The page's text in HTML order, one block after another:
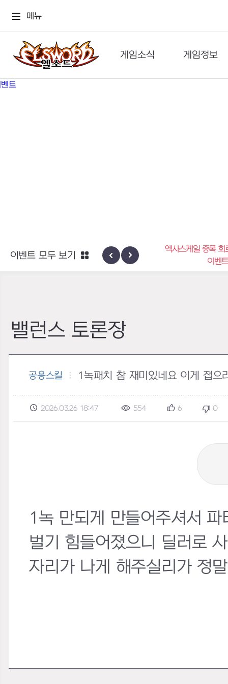
메뉴
게임소식
공지사항
게임정보
세계관
신규 지역 네블론
엑사스케일 증폭 회
이벤트
이벤트 모두 보기
밸런스 토론장
공용스킬 1녹패치 참 재미있네요 이게 접으
2026.03.26 18:47 554 6 0
1녹 만되게 만들어주셔서
벌기 힘들어졌으니 딜러로
자리가 나게 해주실리가 정